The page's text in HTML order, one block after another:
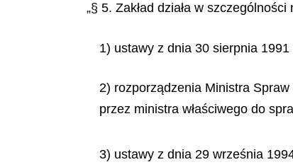
„§ 5. Zakład działa w
1) ustawy z dnia 30 sierpnia
2) rozporządzenia Ministra
przez ministra właściwego do
3) ustawy z dnia 29 września